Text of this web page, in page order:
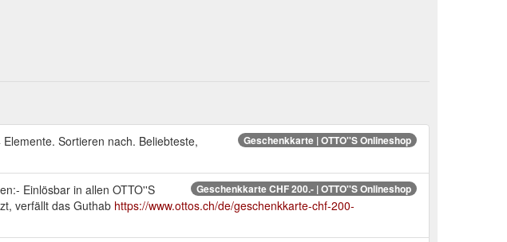
Geschenkkarte | OTTO''S Onlineshop
Sortieren nach. Beliebteste,
Geschenkkarte CHF 200.- | OTTO''S Onlineshop
Einlösbar in allen OTTO''S
verfällt das Guthab https://www.ottos.ch/de/geschenkkarte-chf-200-